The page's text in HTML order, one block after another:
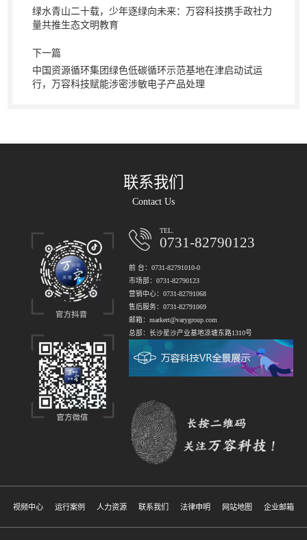
绿水青山二十载，少年逐绿向未来：万容科技携手政社力
量共推生态文明教育
下一篇
中国资源循环集团绿色低碳循环示范基地在津启动试运
行，万容科技赋能涉密涉敏电子产品处理
联系我们
Contact Us
TEL.
0731-82790123
前 台：0731-82791010-0
市场部：0731-82790123
营销中心：0731-82791068
售后服务：0731-82791069
邮箱：markert@varygroup.com
总部：长沙星沙产业基地凉塘东路1310号
视频中心 运行案例 人力资源 联系我们 法律申明 网站地图 企业邮箱